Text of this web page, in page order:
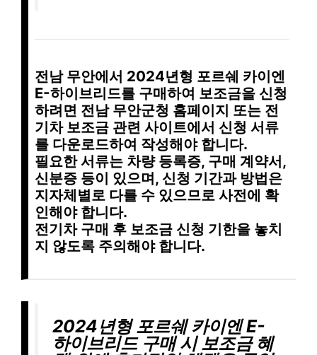
전남 무안에서 2024년형 포르쉐 카이엔
E-하이브리드를 구매하여 보조금을 신청
하려면 전남 무안군청 홈페이지 또는 전
기차 보조금 관련 사이트에서 신청 서류
를 다운로드하여 작성해야 합니다.
필요한 서류는 차량 등록증, 구매 계약서,
신분증 등이 있으며, 신청 기간과 방법은
지자체별로 다를 수 있으므로 사전에 확
인해야 합니다.
전기차 구매 후 보조금 신청 기한을 놓치
지 않도록 주의해야 합니다.
2024년형 포르쉐 카이엔 E-
하이브리드 구매 시 보조금 혜